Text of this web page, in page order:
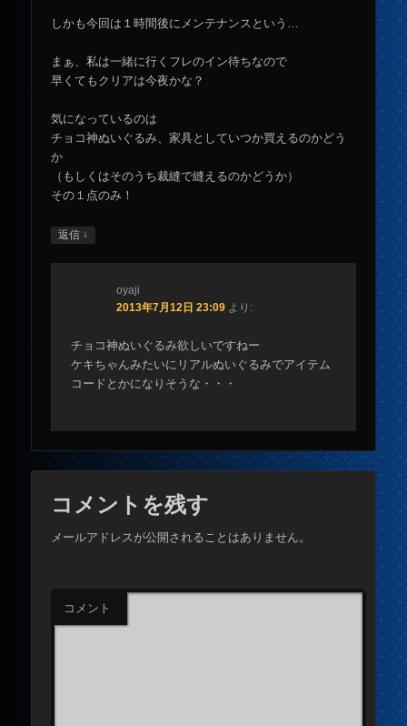
しかも今回は１時間後にメンテナンスという…
まぁ、私は一緒に行くフレのイン待ちなので
早くてもクリアは今夜かな？
気になっているのは
チョコ神ぬいぐるみ、家具としていつか買えるのかどう
か
（もしくはそのうち裁縫で縫えるのかどうか）
その１点のみ！
返信 ↓
oyaji
2013年7月12日 23:09 より:
チョコ神ぬいぐるみ欲しいですねー
ケキちゃんみたいにリアルぬいぐるみでアイテム
コードとかになりそうな・・・
コメントを残す
メールアドレスが公開されることはありません。
コメント